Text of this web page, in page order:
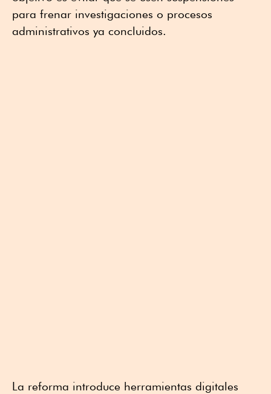
para frenar investigaciones o procesos
administrativos ya concluidos.
La reforma introduce herramientas digitales